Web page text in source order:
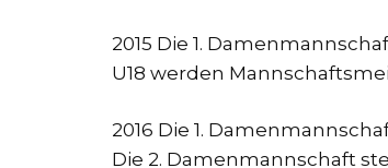
2015 Die 1.
U18 werden
2016 Die 1.
Die 2. Damenmannschaft